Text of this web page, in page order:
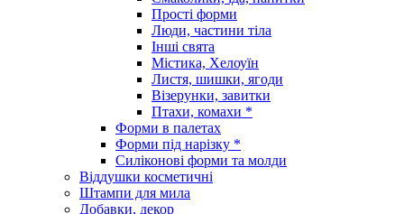
Прості форми
Люди, частини тіла
Інші свята
Містика, Хелоуїн
Листя, шишки, ягоди
Візерунки, завитки
Птахи, комахи *
Форми в палетах
Форми під нарізку *
Силіконові форми та молди
Віддушки косметичні
Штампи для мила
Добавки, декор